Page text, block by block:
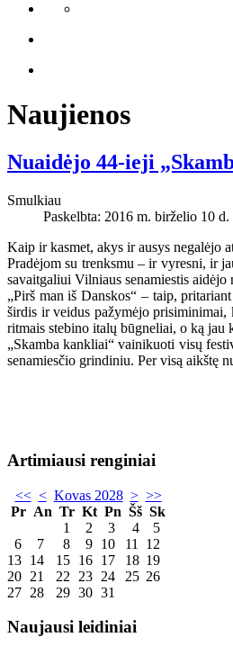
Naujienos
Nuaidėjo 44-ieji
Smulkiau
Paskelbta: 2016 m. birželio 10 d.
Kaip ir kasmet, akys ir ausys negalėjo
Pradėjom su trenksmu – ir vyresni, ir
savaitgaliui Vilniaus senamiestis
„Pirš man iš Danskos“ – taip,
širdis ir veidus pažymėjo
ritmais stebino italų būgneliai, o ką jau
„Skamba kankliai“ vainikuoti visų
senamiesčio grindiniu. Per visą aikštę
Artimiausi renginiai
<< < Kovas 2028 > >>
Pr An Tr Kt Pn Šš Sk
1
2 3 4
5
6
7 8 9 10 11
12
13 14 15 16 17 18 19
20 21 22 23 24 25 26
27 28 29 30 31
Naujausi leidiniai